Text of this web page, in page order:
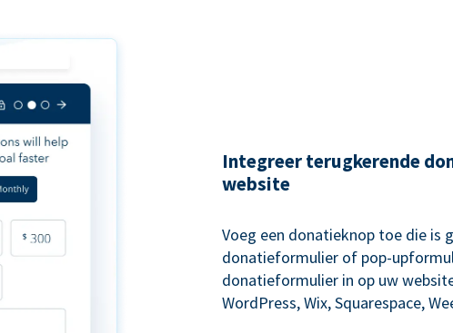
Integreer terugkerende
website
Voeg een donatieknop toe die is
donatieformulier of pop-
donatieformulier in op uw
WordPress, Wix, Squarespace,